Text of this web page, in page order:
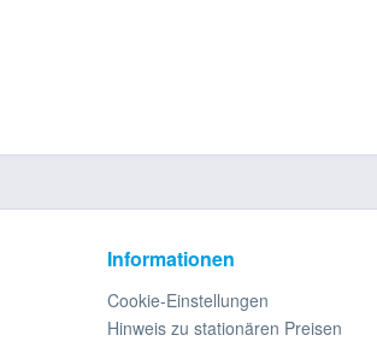
Informationen
Cookie-Einstellungen
Hinweis zu stationären Preisen